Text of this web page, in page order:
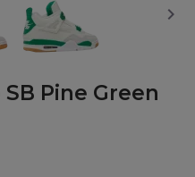

Pine Green